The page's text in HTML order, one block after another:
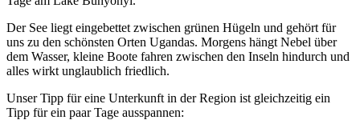
Der See liegt eingebettet zwischen grünen Hügeln und gehört für
uns zu den schönsten Orten Ugandas. Morgens hängt Nebel über
dem Wasser, kleine Boote fahren zwischen den Inseln hindurch und
alles wirkt unglaublich friedlich.
Unser Tipp für eine Unterkunft in der Region ist gleichzeitig ein
Tipp für ein paar Tage ausspannen: